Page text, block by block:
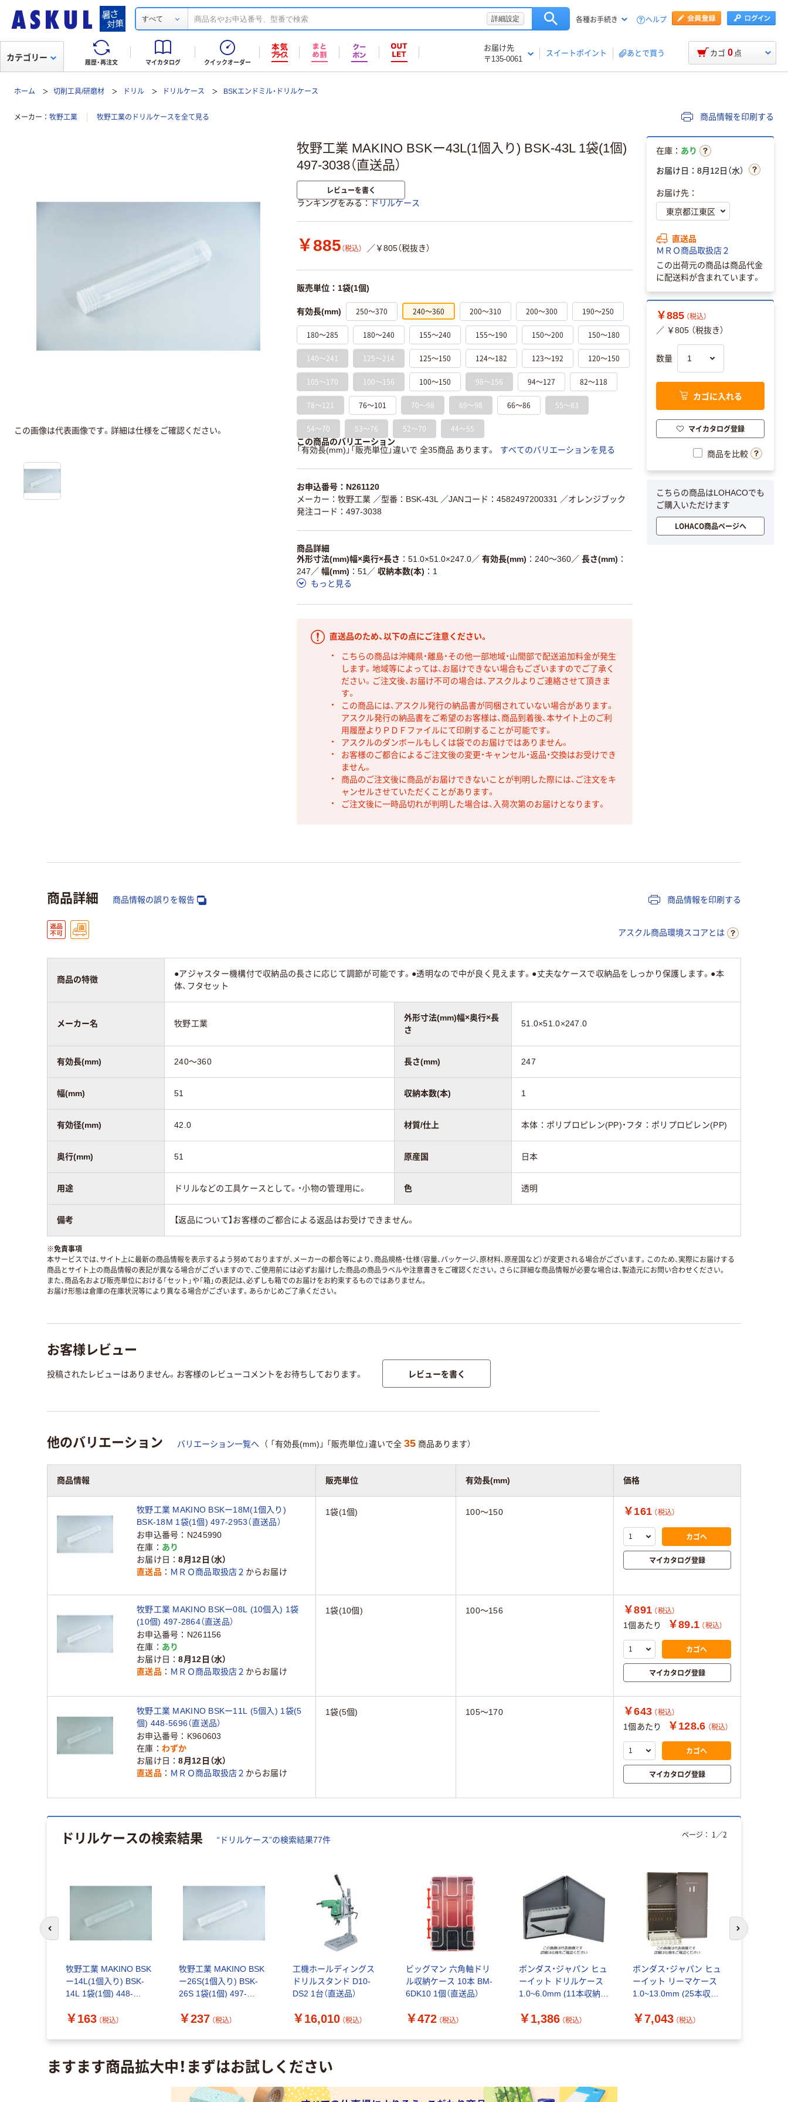
すべて 詳細設定 各種お手続き ヘルプ
履歴・再注文 マイカタログ クイックオーダー
お届け先
〒135-0061
スイートポイント あとで買う
カテゴリー カゴ 0 点
ホーム 切削工具/研磨材 ドリル ドリルケース BSKエンドミル・ドリルケース
メーカー 牧野工業 牧野工業のドリルケースを全て見る 商品情報を印刷する
牧野工業 MAKINO BSKー43L(1個入り) BSK-43L 1袋(1個)
497-3038（直送品）
レビューを書く
ランキングをみる ドリルケース
￥885 （税込） ／￥805（税抜き）
販売単位：1袋(1個)
有効長(mm) 250～370 240～360 200～310 200～300 190～250
180～285 180～240 155～240 155～190 150～200 150～180
140～241 125～214 125～150 124～182 123～192 120～150
105～170 100～156 100～150 98～156 94～127 82～118
78～121 76～101 70～98 69～98 66～86 55～83
54～70 53～76 52～70 44～55
この商品のバリエーション
「有効長(mm)」「販売単位」違いで 全35商品 あります。
すべてのバリエーションを見る
お申込番号：N261120
メーカー：牧野工業 ／型番：BSK-43L ／JANコード：4582497200331
／オレンジブック
発注コード：497-3038
商品詳細
外形寸法(mm)幅×奥行×長さ
51.0×51.0×247.0／ 有効長(mm) 240～360／ 長さ(mm)
247 ／ 幅(mm) 51 ／ 収納本数(本)
1
もっと見る
直送品のため、以下の点にご注意ください。
こちらの商品は沖縄県・離島・その他一部地域・山間部で配送追加料金が発生
します。地域等によっては、お届けできない場合もございますのでご了承く
ださい。ご注文後、お届け不可の場合は、アスクルよりご連絡させて頂きま
す。
この商品には、アスクル発行の納品書が同梱されていない場合があります。
アスクル発行の納品書をご希望のお客様は、商品到着後、本サイト上のご利
用履歴よりＰＤＦファイルにて印刷することが可能です。
アスクルのダンボールもしくは袋でのお届けではありません。
お客様のご都合によるご注文後の変更・キャンセル・返品・交換はお受けでき
ません。
商品のご注文後に商品がお届けできないことが判明した際には、ご注文をキ
ャンセルさせていただくことがあります。
ご注文後に一時品切れが判明した場合は、入荷次第のお届けとなります。
この画像は代表画像です。詳細は仕様をご確認ください。
在庫： あり
お届け日：8月12日（水）
お届け先：
直送品
ＭＲＯ商品取扱店２
この出荷元の商品は商品代金
に配送料が含まれています。
￥885 （税込）
／ ￥805 （税抜き）
数量
カゴに入れる
マイカタログ登録
商品を比較
こちらの商品はLOHACOでも
ご購入いただけます
LOHACO商品ページへ
商品詳細 商品情報の誤りを報告 商品情報を印刷する
アスクル商品環境スコアとは
商品の特徴
●アジャスター機構付で収納品の長さに応じて調節が可能です。●透明なので中が良く見えます。●丈夫なケースで収納品をしっかり保護します。●本
体、フタセット
メーカー名 牧野工業
外形寸法(mm)幅×奥行×長
さ
51.0×51.0×247.0
有効長(mm) 240～360 長さ(mm) 247
幅(mm) 51 収納本数(本) 1
有効径(mm) 42.0 材質/仕上 本体：ポリプロピレン(PP)・フタ：ポリプロピレン(PP)
奥行(mm) 51 原産国 日本
用途 ドリルなどの工具ケースとして。・小物の管理用に。 色 透明
備考 【返品について】お客様のご都合による返品はお受けできません。
※免責事項
本サービスでは、サイト上に最新の商品情報を表示するよう努めておりますが、メーカーの都合等により、商品規格・仕様（容量、パッケージ、原材料、原産国など）が変更される場合がございます。このため、実際にお届けする
商品とサイト上の商品情報の表記が異なる場合がございますので、ご使用前には必ずお届けした商品の商品ラベルや注意書きをご確認ください。さらに詳細な商品情報が必要な場合は、製造元にお問い合わせください。
また、商品名および販売単位における「セット」や「箱」の表記は、必ずしも箱でのお届けをお約束するものではありません。
お届け形態は倉庫の在庫状況等により異なる場合がございます。あらかじめご了承ください。
お客様レビュー
投稿されたレビューはありません。お客様のレビューコメントをお待ちしております。 レビューを書く
他のバリエーション バリエーション一覧へ （ 「有効長(mm)」 「販売単位」違いで全 35 商品あります）
商品情報 販売単位 有効長(mm) 価格
牧野工業 MAKINO BSKー18M(1個入り)
BSK-18M 1袋(1個) 497-2953（直送品）
お申込番号
N245990
在庫
あり
お届け日
8月12日（水）
直送品
ＭＲＯ商品取扱店２ からお届け
1袋(1個) 100～150 ￥161 （税込）
カゴへ
マイカタログ登録
牧野工業 MAKINO BSKー08L (10個入) 1袋
(10個) 497-2864（直送品）
お申込番号
N261156
在庫
あり
お届け日
8月12日（水）
直送品
ＭＲＯ商品取扱店２ からお届け
1袋(10個) 100～156 ￥891 （税込）
1個あたり ￥89.1 （税込）
カゴへ
マイカタログ登録
牧野工業 MAKINO BSKー11L (5個入) 1袋(5
個) 448-5696（直送品）
お申込番号
K960603
在庫
わずか
お届け日
8月12日（水）
直送品
ＭＲＯ商品取扱店２ からお届け
1袋(5個) 105～170 ￥643 （税込）
1個あたり ￥128.6 （税込）
カゴへ
マイカタログ登録
ドリルケースの検索結果 “ ドリルケース”の検索結果77件
牧野工業 MAKINO BSK
ー14L(1個入り) BSK-
14L 1袋(1個) 448-
￥163 （税込）
牧野工業 MAKINO BSK
ー26S(1個入り) BSK-
26S 1袋(1個) 497-
￥237 （税込）
工機ホールディングス
ドリルスタンド D10-
DS2 1台（直送品）
￥16,010 （税込）
ビッグマン 六角軸ドリ
ル収納ケース 10本 BM-
6DK10 1個（直送品）
￥472 （税込）
ボンダス・ジャパン ヒュ
ーイット ドリルケース
1.0~6.0mm (11本収納)
送品）
￥1,386 （税込）
ボンダス・ジャパン ヒュ
ーイット リーマケース
1.0~13.0mm (25本収納)
送品）
￥7,043 （税込）
ページ： 1 ／2
前のスライドへ 次のスライド
ますます商品拡大中！まずはお試しください